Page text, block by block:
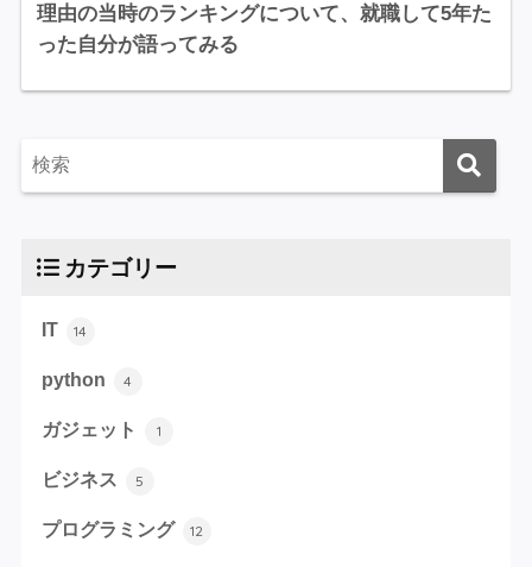
理由の当時のランキングについて、就職して5年た
った自分が語ってみる
カテゴリー
IT 14
python 4
ガジェット 1
ビジネス 5
プログラミング 12